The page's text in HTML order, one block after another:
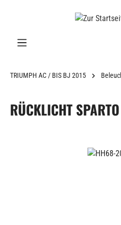
TRIUMPH AC / BIS BJ 2015
RÜCKLICHT SPARTO
Bildergalerie überspringen